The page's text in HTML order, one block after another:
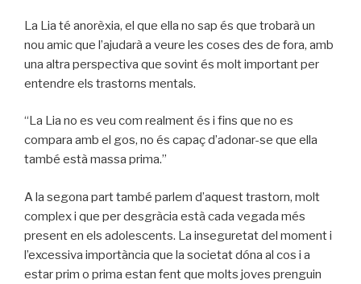
La Lia té anorèxia, el que ella no sap és que trobarà un
nou amic que l’ajudarà a veure les coses des de fora, amb
una altra perspectiva que sovint és molt important per
entendre els trastorns mentals.
“La Lia no es veu com realment és i fins que no es
compara amb el gos, no és capaç d’adonar-se que ella
també està massa prima.”
A la segona part també parlem d’aquest trastorn, molt
complex i que per desgràcia està cada vegada més
present en els adolescents. La inseguretat del moment i
l’excessiva importància que la societat dóna al cos i a
estar prim o prima estan fent que molts joves prenguin